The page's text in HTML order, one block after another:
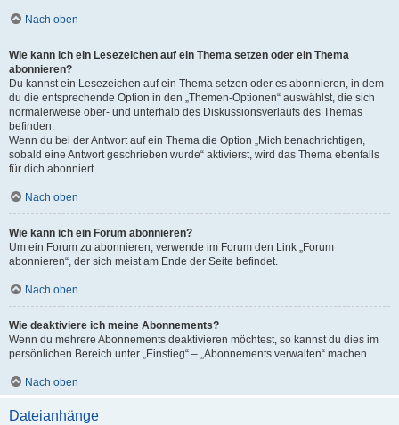
Nach oben
Wie kann ich ein Lesezeichen auf ein Thema setzen oder ein Thema
abonnieren?
Du kannst ein Lesezeichen auf ein Thema setzen oder es abonnieren, in dem
du die entsprechende Option in den „Themen-Optionen“ auswählst, die sich
normalerweise ober- und unterhalb des Diskussionsverlaufs des Themas
befinden.
Wenn du bei der Antwort auf ein Thema die Option „Mich benachrichtigen,
sobald eine Antwort geschrieben wurde“ aktivierst, wird das Thema ebenfalls
für dich abonniert.
Nach oben
Wie kann ich ein Forum abonnieren?
Um ein Forum zu abonnieren, verwende im Forum den Link „Forum
abonnieren“, der sich meist am Ende der Seite befindet.
Nach oben
Wie deaktiviere ich meine Abonnements?
Wenn du mehrere Abonnements deaktivieren möchtest, so kannst du dies im
persönlichen Bereich unter „Einstieg“ – „Abonnements verwalten“ machen.
Nach oben
Dateianhänge